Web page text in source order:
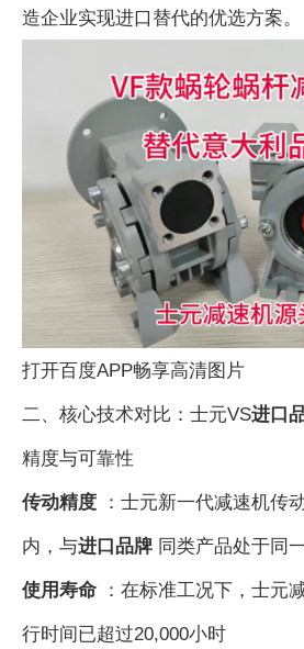
造企业实现进口替代的优选方案。
打开百度APP畅享高清图片
二、核心技术对比：士元VS进口
精度与可靠性
传动精度：士元新一代减速机传
内，与进口品牌同类产品处于同
使用寿命：在标准工况下，士元
行时间已超过20,000小时